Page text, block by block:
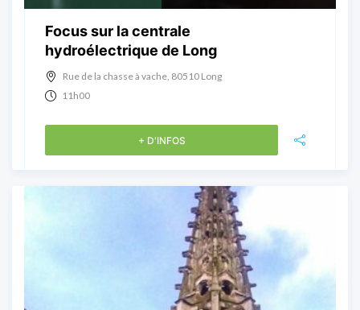
Focus sur la centrale
hydroélectrique de Long
Rue de la chasse à vache, 80510 Long
11h00
+ D'INFOS